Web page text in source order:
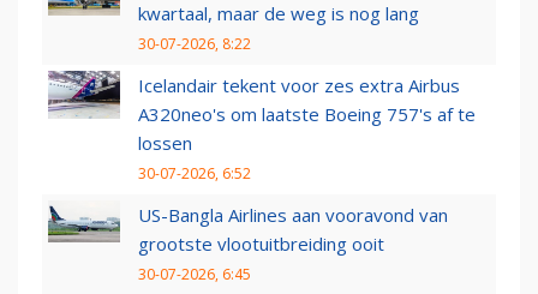
kwartaal, maar de weg is nog lang
30-07-2026, 8:22
Icelandair tekent voor zes extra Airbus
A320neo's om laatste Boeing 757's af te
lossen
30-07-2026, 6:52
US-Bangla Airlines aan vooravond van
grootste vlootuitbreiding ooit
30-07-2026, 6:45